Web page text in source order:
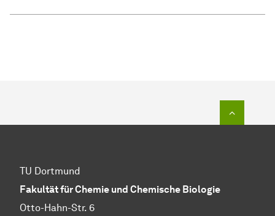
TU Dortmund
Fakultät für Chemie und Chemische Biologie
Otto-Hahn-Str. 6